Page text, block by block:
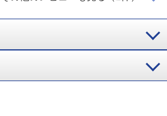
で、品質も良いと思います。安全面や
。
K.N様）